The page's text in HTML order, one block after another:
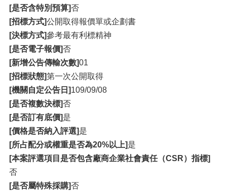
[是否含特別預算]否
[招標方式]公開取得報價單或企劃書
[決標方式]參考最有利標精神
[是否電子報價]否
[新增公告傳輸次數]01
[招標狀態]第一次公開取得
[機關自定公告日]109/09/08
[是否複數決標]否
[是否訂有底價]是
[價格是否納入評選]是
[所占配分或權重是否為20%以上]是
[本案評選項目是否包含廠商企業社會責任（CSR）指標]
否
[是否屬特殊採購]否